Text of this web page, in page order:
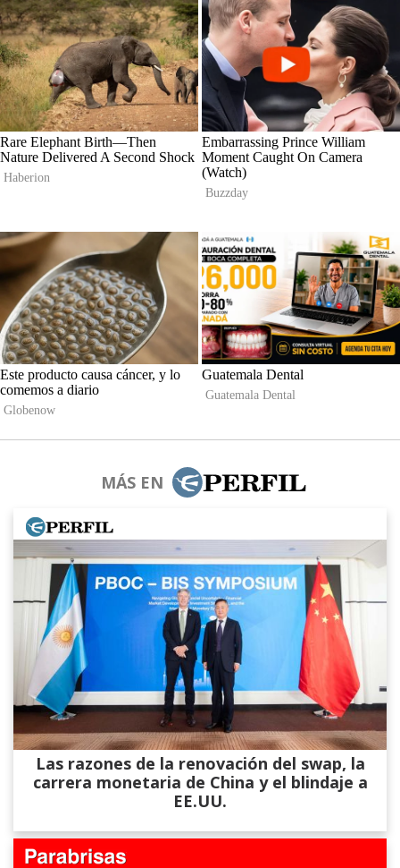
MÁS EN
Las razones de la renovación del swap, la
carrera monetaria de China y el blindaje a
EE.UU.